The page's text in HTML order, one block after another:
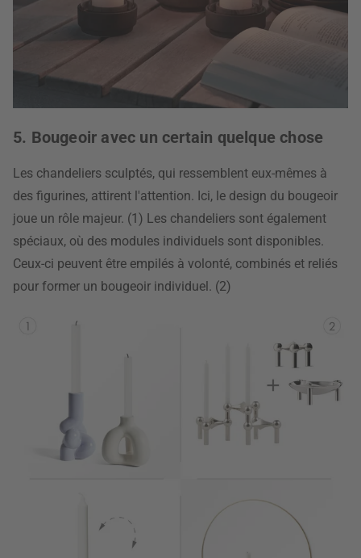
5. Bougeoir avec un certain quelque chose
Les chandeliers sculptés, qui ressemblent eux-mêmes à
des figurines, attirent l'attention. Ici, le design du bougeoir
joue un rôle majeur. (1) Les chandeliers sont également
spéciaux, où des modules individuels sont disponibles.
Ceux-ci peuvent être empilés à volonté, combinés et reliés
pour former un bougeoir individuel. (2)